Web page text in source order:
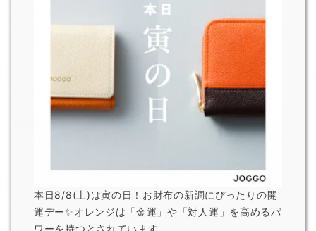
5子どものお守り入れとして、水色を購入。色がきれいで、革なので高級
Taira Taiti さん
ネックレスとして購入。カラーを変えて、2セット買いました。長さを変
みさみさ さん
2021.10.24
本日8/8(土)は寅の日！お財布の新調にぴったりの開
運デー✨オレンジは「金運」や「対人運」を高めるパ
ワーを持つとされています。